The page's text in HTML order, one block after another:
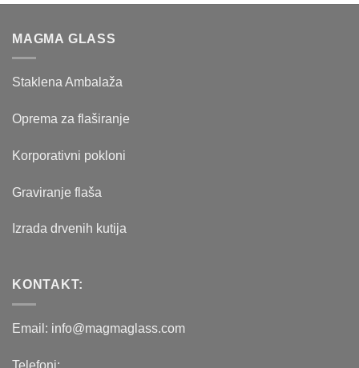
bila:
97.00 рсд.
MAGMA GLASS
Staklena Ambalaža
Oprema za flaširanje
Korporativni pokloni
Graviranje flaša
Izrada drvenih kutija
KONTAKT:
Email: info@magmaglass.com
Telefoni: